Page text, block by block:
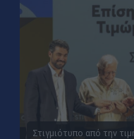
Στιγμιότυπο από την